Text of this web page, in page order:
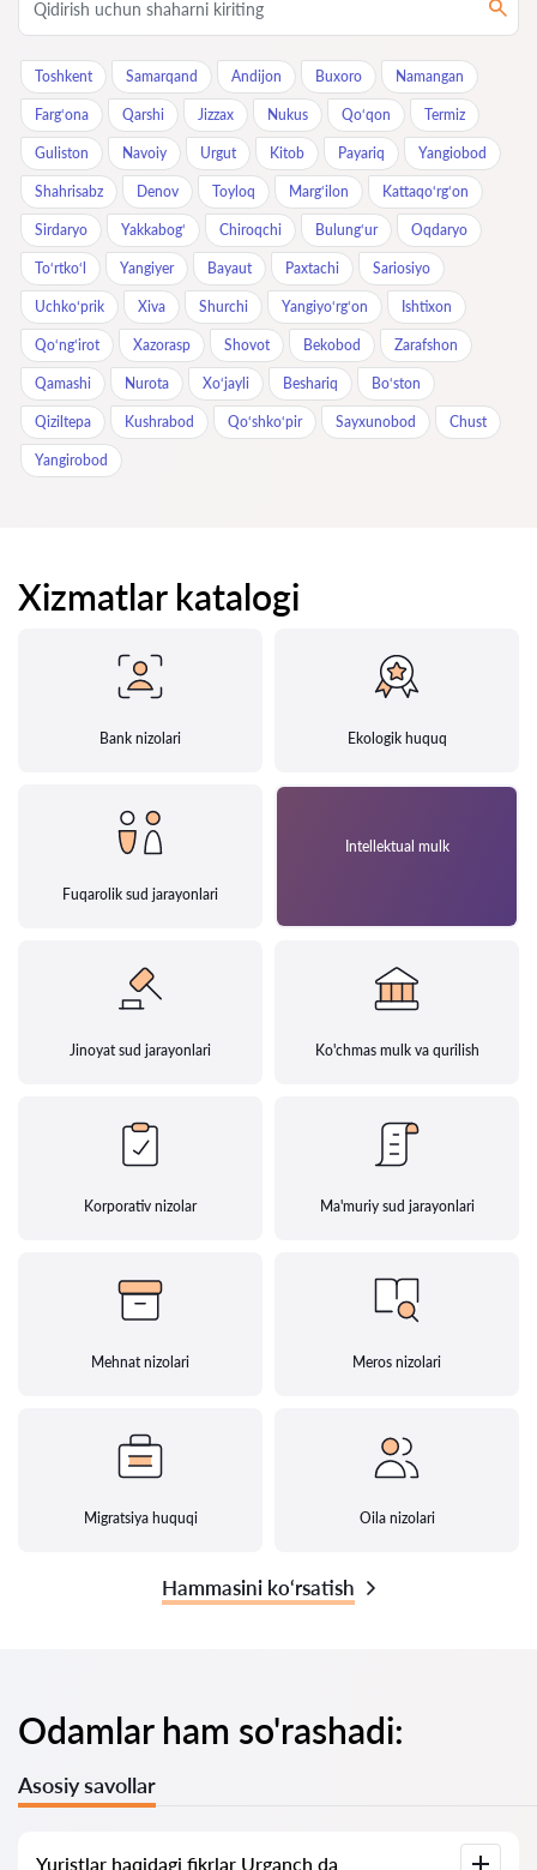
Toshkent Samarqand Andijon Buxoro Namangan
Farg‘ona Qarshi Jizzax Nukus Qo‘qon Termiz
Guliston Navoiy Urgut Kitob Payariq Yangiobod
Shahrisabz Denov Toyloq Marg‘ilon Kattaqo‘rg‘on
Sirdaryo Yakkabog‘ Chiroqchi Bulung‘ur Oqdaryo
To‘rtko‘l Yangiyer Bayaut Paxtachi Sariosiyo
Uchkoʻprik Xiva Shurchi Yangiyo‘rg‘on Ishtixon
Qo‘ng‘irot Xazorasp Shovot Bekobod Zarafshon
Qamashi Nurota Xo‘jayli Beshariq Bo‘ston
Qiziltepa Kushrabod Qo‘shko‘pir Sayxunobod Chust
Yangirobod
Xizmatlar katalogi
Bank nizolari Ekologik huquq
Fuqarolik sud jarayonlari
Intellektual mulk
Jinoyat sud jarayonlari Ko'chmas mulk va qurilish
Korporativ nizolar Ma'muriy sud jarayonlari
Mehnat nizolari Meros nizolari
Migratsiya huquqi Oila nizolari
Hammasini ko‘rsatish
Odamlar ham so'rashadi:
Asosiy savollar
Yuristlar haqidagi fikrlar Urganch da